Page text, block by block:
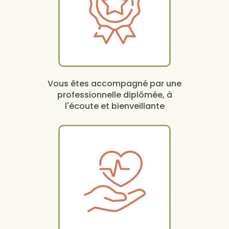
Vous êtes accompagné par une
professionnelle diplômée, à
l'écoute et bienveillante